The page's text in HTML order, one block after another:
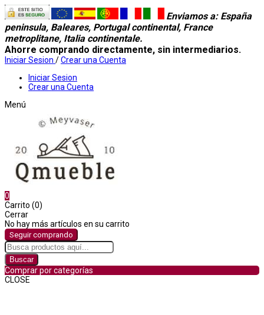
Enviamos a: España
peninsula, Baleares, Portugal continental, France
metroplitane, Italia continentale.
Ahorre comprando directamente, sin intermediarios.
Iniciar Sesion /Crear una Cuenta
Iniciar Sesion
Crear una Cuenta
Menú
0
Carrito (0)
Cerrar
No hay más artículos en su carrito
Seguir comprando
Buscar
Comprar por categorías
CLOSE